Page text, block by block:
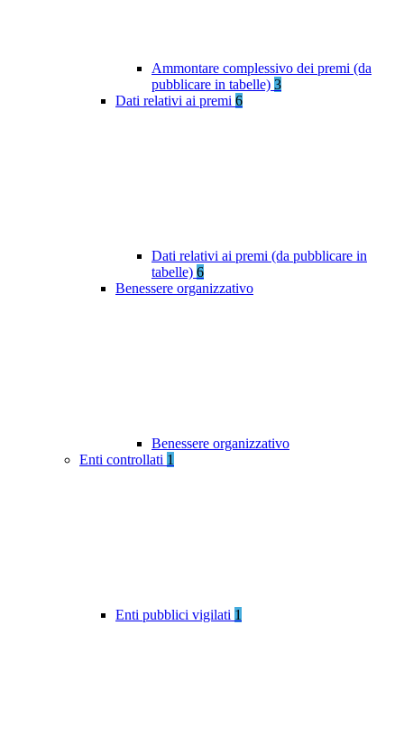
Ammontare complessivo dei premi (da
pubblicare in tabelle) 3
Dati relativi ai premi 6
Dati relativi ai premi (da pubblicare in
tabelle) 6
Benessere organizzativo
Benessere organizzativo
Enti controllati 1
Enti pubblici vigilati 1